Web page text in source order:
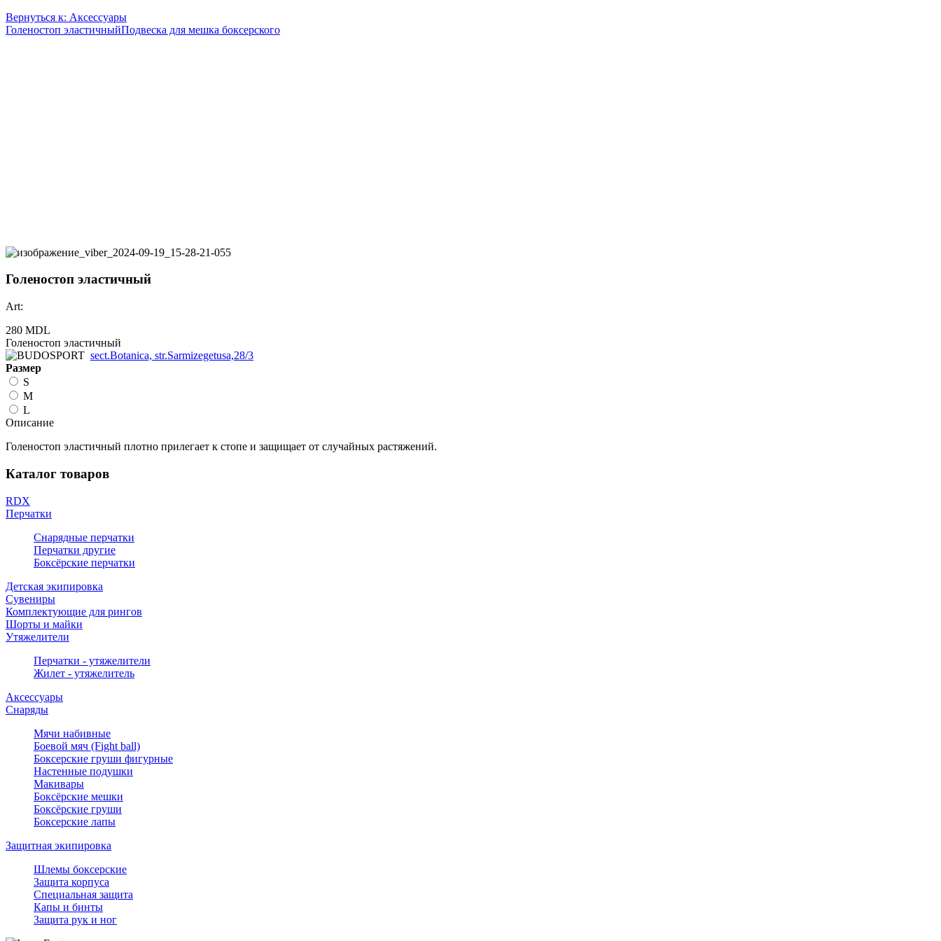
Вернуться к: Аксессуары
Голеностоп эластичныйПодвеска для мешка боксерского
Голеностоп эластичный
Art:
280 MDL
Голеностоп эластичный
sect.Botanica, str.Sarmizegetusa,28/3
Размер
S
M
L
Описание
Голеностоп эластичный плотно прилегает к стопе и защищает от случайных растяжений.
Каталог товаров
RDX
Перчатки
Снарядные перчатки
Перчатки другие
Боксёрские перчатки
Детская экипировка
Сувениры
Комплектующие для рингов
Шорты и майки
Утяжелители
Перчатки - утяжелители
Жилет - утяжелитель
Аксессуары
Снаряды
Мячи набивные
Боевой мяч (Fight ball)
Боксерские груши фигурные
Настенные подушки
Макивары
Боксёрские мешки
Боксёрские груши
Боксерские лапы
Защитная экипировка
Шлемы боксерские
Защита корпуса
Специальная защита
Капы и бинты
Защита рук и ног